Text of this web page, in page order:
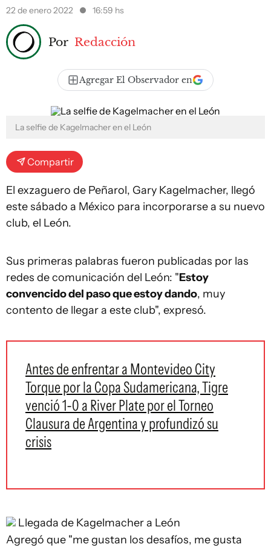
22 de enero 2022
16:59 hs
Por Redacción
Agregar El Observador en
La selfie de Kagelmacher en el León
Compartir
El exzaguero de Peñarol, Gary Kagelmacher, llegó
este sábado a México para incorporarse a su nuevo
club, el León.
Sus primeras palabras fueron publicadas por las
redes de comunicación del León: "Estoy
convencido del paso que estoy dando, muy
contento de llegar a este club", expresó.
Antes de enfrentar a Montevideo City
Torque por la Copa Sudamericana, Tigre
venció 1-0 a River Plate por el Torneo
Clausura de Argentina y profundizó su
crisis
Llegada de Kagelmacher a León
Agregó que "me gustan los desafíos, me gusta